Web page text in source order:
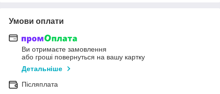
Умови оплати
Ви отримаєте замовлення
або гроші повернуться на вашу картку
Детальніше
Післяплата